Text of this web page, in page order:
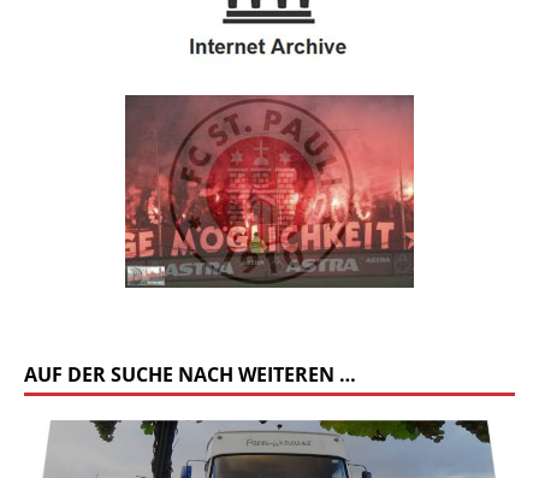
AUF DER SUCHE NACH WEITEREN …